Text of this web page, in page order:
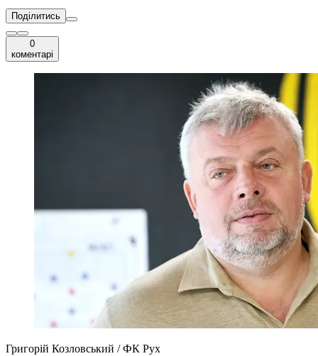
Поділитись
0
коментарі
Григорій Козловський / ФК Рух